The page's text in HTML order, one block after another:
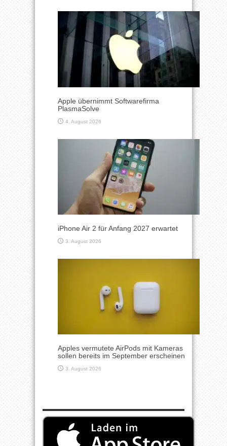
Apple übernimmt Softwarefirma
PlasmaSolve
4. August 2026
iPhone Air 2 für Anfang 2027 erwartet
3. August 2026
Apples vermutete AirPods mit Kameras
sollen bereits im September erscheinen
3. August 2026